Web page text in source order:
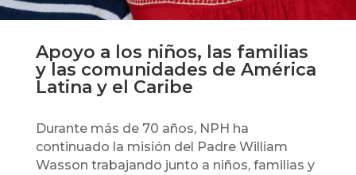
Apoyo a los niños, las familias
y las comunidades de América
Latina y el Caribe
Durante más de 70 años, NPH ha
continuado la misión del Padre William
Wasson trabajando junto a niños, familias y